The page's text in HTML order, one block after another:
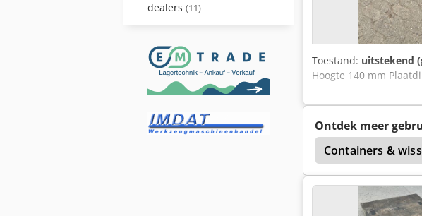
dealers (11)
Toestand: uitstekend
Hoogte 140 mm
Ontdek meer
Containers &